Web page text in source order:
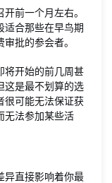
前一个月左右。
适合那些在早鸟期
批的参会者。
将开始的前几周甚
这是最不划算的选
可能无法保证获
无法参加某些活
异直接影响着你最